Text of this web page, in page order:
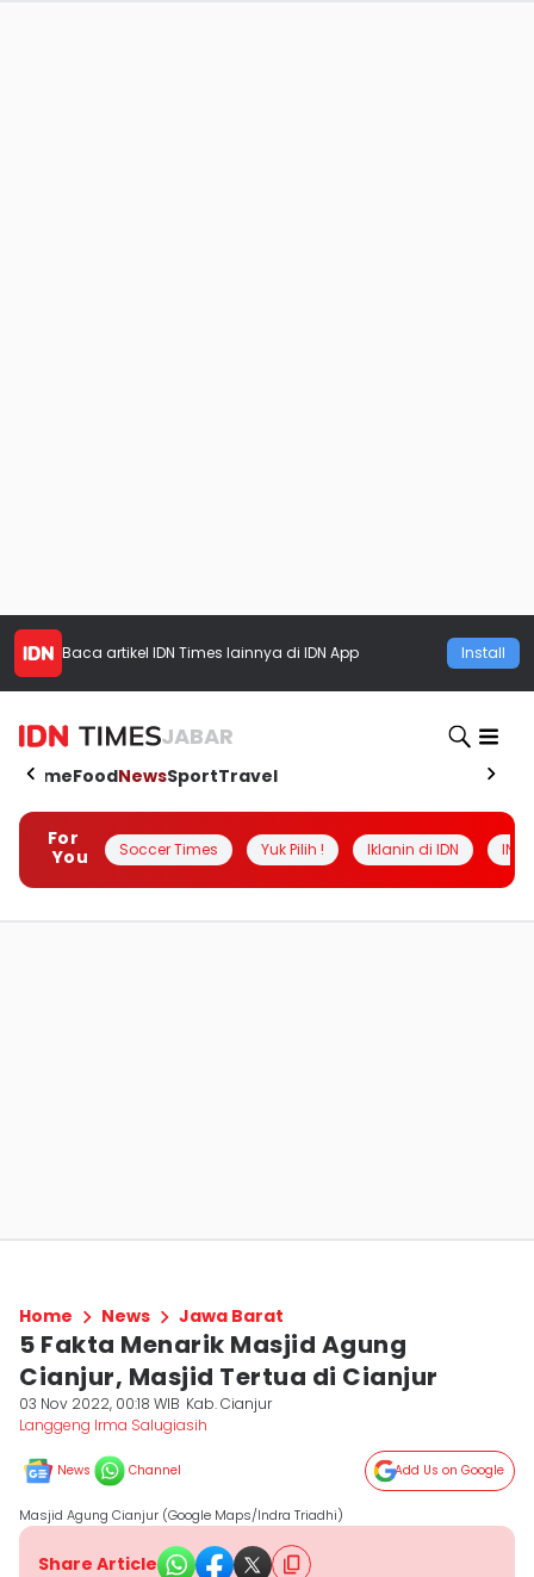
Baca artikel IDN Times lainnya di IDN App Install
JABAR
HomeFoodNewsSportTravel
For
You
Soccer Times Yuk Pilih ! Iklanin di IDN
Home News Jawa Barat
5 Fakta Menarik Masjid Agung
Cianjur, Masjid Tertua di Cianjur
03 Nov 2022, 00:18 WIB Kab. Cianjur
Langgeng Irma Salugiasih
News Channel Add Us on Google
Masjid Agung Cianjur (Google Maps/Indra Triadhi)
Share Article